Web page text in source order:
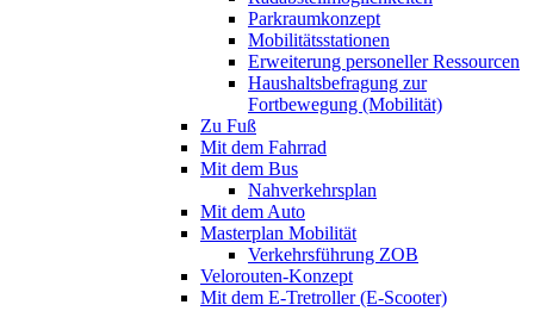
Parkraumkonzept
Mobilitätsstationen
Erweiterung personeller Ressourcen
Haushaltsbefragung zur
Fortbewegung (Mobilität)
Zu Fuß
Mit dem Fahrrad
Mit dem Bus
Nahverkehrsplan
Mit dem Auto
Masterplan Mobilität
Verkehrsführung ZOB
Velorouten-Konzept
Mit dem E-Tretroller (E-Scooter)